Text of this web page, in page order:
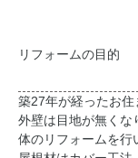
リフォームの目的
築27年が経ったお住
外壁は目地が無くな
体のリフォームを行